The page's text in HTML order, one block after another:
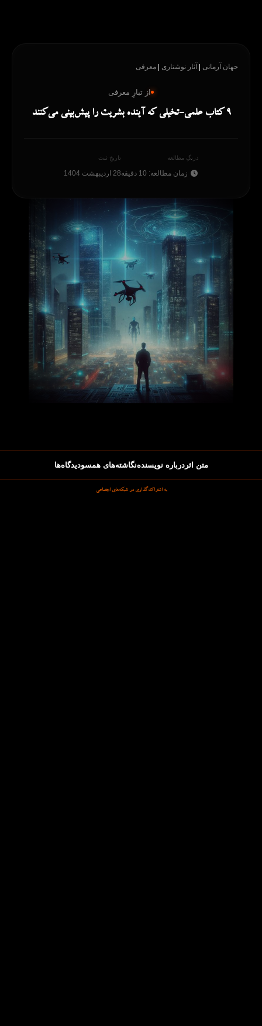
جهان آرمانی| آثار نوشتاری| معرفی
از تبارِ معرفی
9 کتاب علمی-تخیلی که آینده بشریت را پیش‌بینی می‌کنند
درنگِ مطالعه
زمان مطالعه: 10 دقیقه
تاریخِ ثبت
28 اردیبهشت 1404
متن اثر درباره نویسندهنگاشته‌های همسودیدگاه‌ها
به اشتراک‌گذاری در شبکه‌های اجتماعی